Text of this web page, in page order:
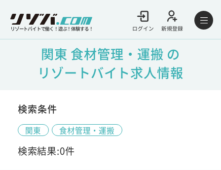
リゾートバイトで働く！遊ぶ！体験する！ ログイン 新規登録
関東 食材管理・運搬 の
リゾートバイト求人情報
検索条件
関東 食材管理・運搬
検索結果:0件